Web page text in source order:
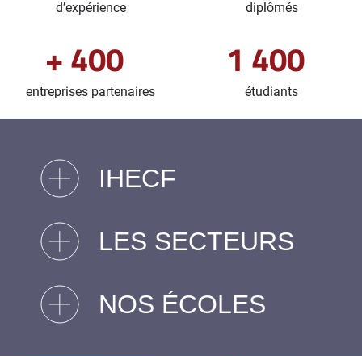
d’expérience diplômés
+ 400
entreprises partenaires
1 400
étudiants
IHECF
LES SECTEURS
NOS ÉCOLES